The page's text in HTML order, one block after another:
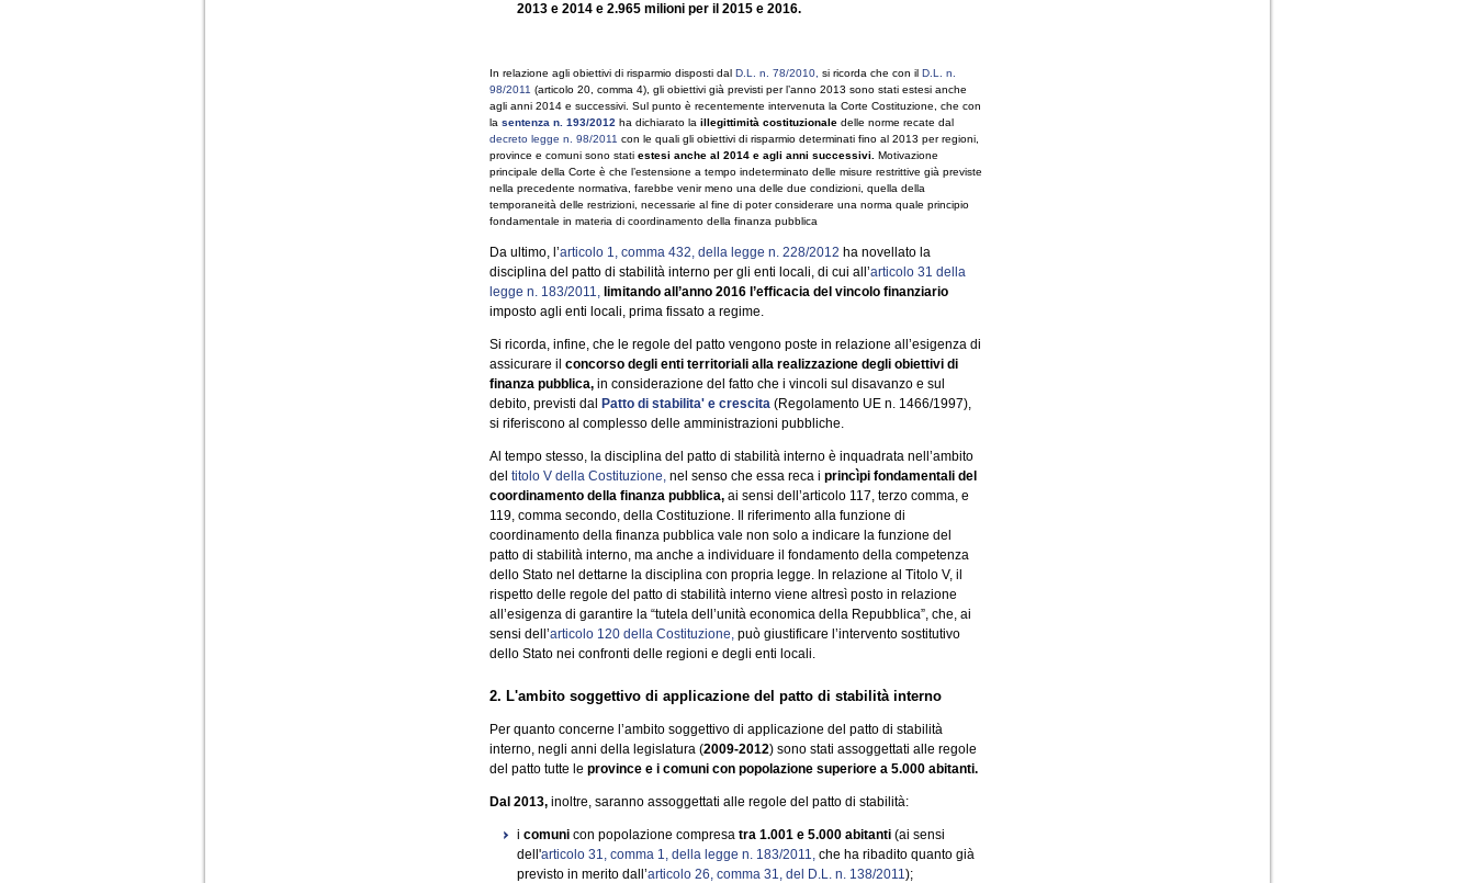
2013 e 2014 e 2.965 milioni per il 2015 e 2016.
In relazione agli obiettivi di risparmio disposti dal D.L. n. 78/2010, si ricorda che con il D.L. n.
98/2011 (articolo 20, comma 4), gli obiettivi già previsti per l’anno 2013 sono stati estesi anche
agli anni 2014 e successivi. Sul punto è recentemente intervenuta la Corte Costituzione, che con
la sentenza n. 193/2012 ha dichiarato la illegittimità costituzionale delle norme recate dal
decreto legge n. 98/2011 con le quali gli obiettivi di risparmio determinati fino al 2013 per regioni,
province e comuni sono stati estesi anche al 2014 e agli anni successivi.
Motivazione
principale della Corte è che l’estensione a tempo indeterminato delle misure restrittive già previste
nella precedente normativa, farebbe venir meno una delle due condizioni, quella della
temporaneità delle restrizioni, necessarie al fine di poter considerare una norma quale principio
fondamentale in materia di coordinamento della finanza pubblica
Da ultimo, l’articolo 1, comma 432, della legge n. 228/2012 ha novellato la
disciplina del patto di stabilità interno per gli enti locali, di cui all’articolo 31 della
legge n. 183/2011, limitando all’anno 2016 l’efficacia del vincolo finanziario
imposto agli enti locali, prima fissato a regime.
Si ricorda, infine, che le regole del patto vengono poste in relazione all’esigenza di
assicurare il concorso degli enti territoriali alla realizzazione degli obiettivi di
finanza pubblica, in considerazione del fatto che i vincoli sul disavanzo e sul
debito, previsti dal Patto di stabilita' e crescita (Regolamento UE n. 1466/1997),
si riferiscono al complesso delle amministrazioni pubbliche.
Al tempo stesso, la disciplina del patto di stabilità interno è inquadrata nell’ambito
del titolo V della Costituzione, nel senso che essa reca i princìpi fondamentali del
coordinamento della finanza pubblica, ai sensi dell’articolo 117, terzo comma, e
119, comma secondo, della Costituzione. Il riferimento alla funzione di
coordinamento della finanza pubblica vale non solo a indicare la funzione del
patto di stabilità interno, ma anche a individuare il fondamento della competenza
dello Stato nel dettarne la disciplina con propria legge. In relazione al Titolo V, il
rispetto delle regole del patto di stabilità interno viene altresì posto in relazione
all’esigenza di garantire la “tutela dell’unità economica della Repubblica”, che, ai
sensi dell’articolo 120 della Costituzione, può giustificare l’intervento sostitutivo
dello Stato nei confronti delle regioni e degli enti locali.
2. L'ambito soggettivo di applicazione del patto di stabilità interno
Per quanto concerne l’ambito soggettivo di applicazione del patto di stabilità
interno, negli anni della legislatura (2009-2012) sono stati assoggettati alle regole
del patto tutte le province e i comuni con popolazione superiore a 5.000 abitanti.
Dal 2013, inoltre, saranno assoggettati alle regole del patto di stabilità:
i comuni con popolazione compresa tra 1.001 e 5.000 abitanti (ai sensi
dell'articolo 31, comma 1, della legge n. 183/2011, che ha ribadito quanto già
previsto in merito dall’articolo 26, comma 31, del D.L. n. 138/2011);